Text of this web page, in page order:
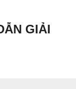
GIẢI